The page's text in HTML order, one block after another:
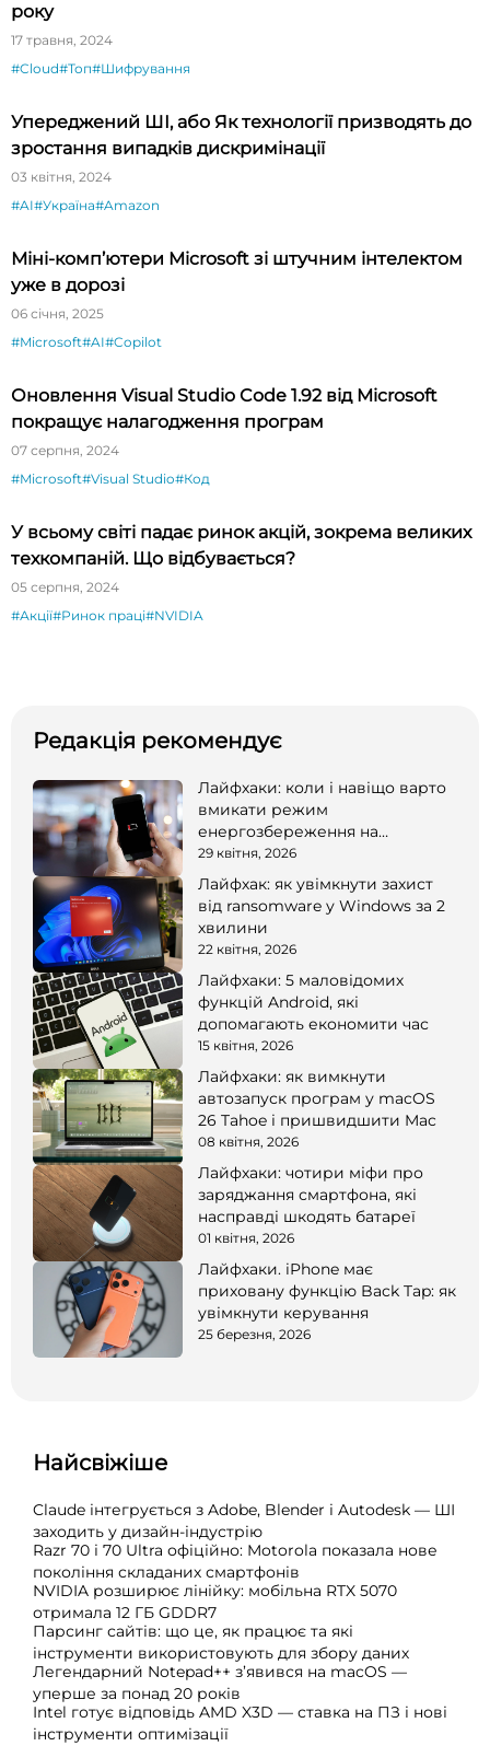
року
17 травня, 2024
#Cloud#Топ#Шифрування
Упереджений ШІ, або Як технології призводять до
зростання випадків дискримінації
03 квітня, 2024
#AI#Україна#Amazon
Міні-комп’ютери Microsoft зі штучним інтелектом
уже в дорозі
06 січня, 2025
#Microsoft#AI#Copilot
Оновлення Visual Studio Code 1.92 від Microsoft
покращує налагодження програм
07 серпня, 2024
#Microsoft#Visual Studio#Код
У всьому світі падає ринок акцій, зокрема великих
техкомпаній. Що відбувається?
05 серпня, 2024
#Акції#Ринок праці#NVIDIA
Редакція рекомендує
Лайфхаки: коли і навіщо варто
вмикати режим
енергозбереження на
смартфоні
29 квітня, 2026
Лайфхак: як увімкнути захист
від ransomware у Windows за 2
хвилини
22 квітня, 2026
Лайфхаки: 5 маловідомих
функцій Android, які
допомагають економити час
15 квітня, 2026
Лайфхаки: як вимкнути
автозапуск програм у macOS
26 Tahoe і пришвидшити Mac
08 квітня, 2026
Лайфхаки: чотири міфи про
заряджання смартфона, які
насправді шкодять батареї
01 квітня, 2026
Лайфхаки. iPhone має
приховану функцію Back Tap: як
увімкнути керування
25 березня, 2026
Найсвіжіше
Claude інтегрується з Adobe, Blender і Autodesk — ШІ
заходить у дизайн-індустрію
Razr 70 і 70 Ultra офіційно: Motorola показала нове
покоління складаних смартфонів
NVIDIA розширює лінійку: мобільна RTX 5070
отримала 12 ГБ GDDR7
Парсинг сайтів: що це, як працює та які
інструменти використовують для збору даних
Легендарний Notepad++ з’явився на macOS —
уперше за понад 20 років
Intel готує відповідь AMD X3D — ставка на ПЗ і нові
інструменти оптимізації